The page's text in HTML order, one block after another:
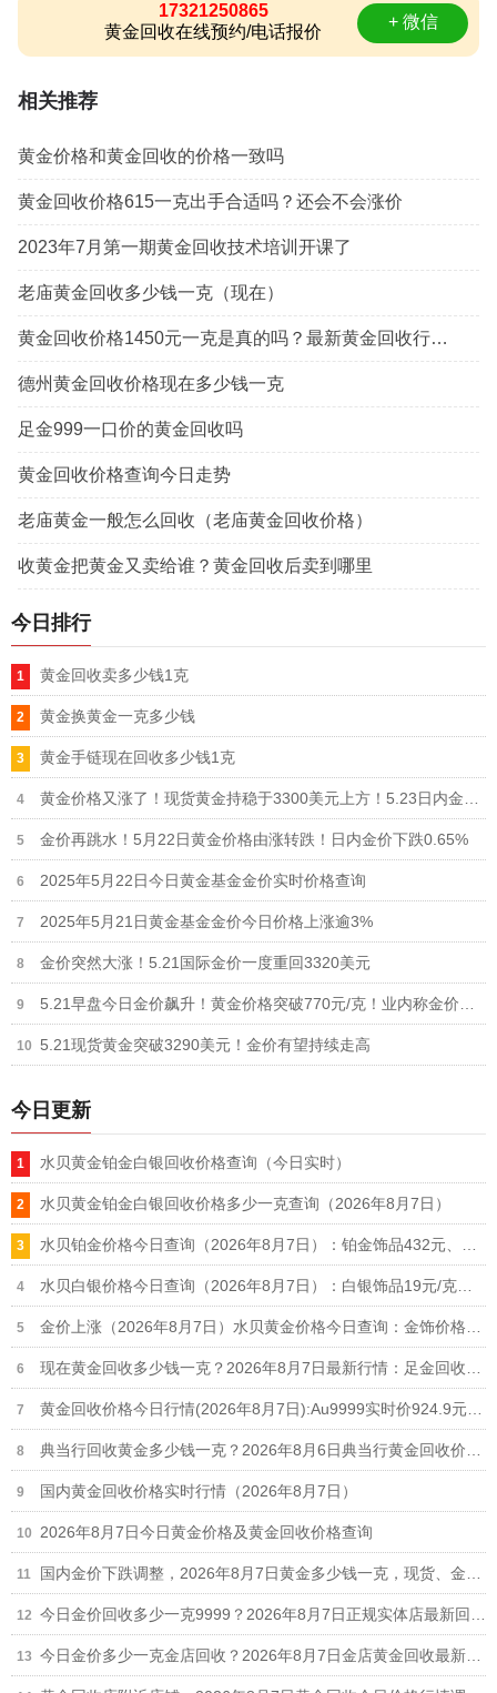
17321250865
黄金回收在线预约/电话报价
+ 微信
相关推荐
黄金价格和黄金回收的价格一致吗
黄金回收价格615一克出手合适吗？还会不会涨价
2023年7月第一期黄金回收技术培训开课了
老庙黄金回收多少钱一克（现在）
黄金回收价格1450元一克是真的吗？最新黄金回收行情！教你识破虚高套路
德州黄金回收价格现在多少钱一克
足金999一口价的黄金回收吗
黄金回收价格查询今日走势
老庙黄金一般怎么回收（老庙黄金回收价格）
收黄金把黄金又卖给谁？黄金回收后卖到哪里
今日排行
黄金回收卖多少钱1克
黄金换黄金一克多少钱
黄金手链现在回收多少钱1克
金价再跳水！5月22日黄金价格由涨转跌！日内金价下跌0.65%
2025年5月22日今日黄金基金金价实时价格查询
2025年5月21日黄金基金金价今日价格上涨逾3%
金价突然大涨！5.21国际金价一度重回3320美元
5.21现货黄金突破3290美元！金价有望持续走高
今日更新
水贝黄金铂金白银回收价格查询（今日实时）
水贝黄金铂金白银回收价格多少一克查询（2026年8月7日）
国内黄金回收价格实时行情（2026年8月7日）
2026年8月7日今日黄金价格及黄金回收价格查询